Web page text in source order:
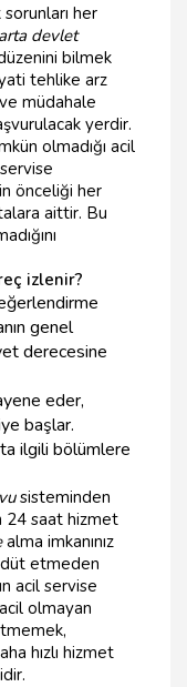
her
devlet
bilmek
tehlike arz
müdahale
yerdir.
olmadığı acil
önceliği her
aittir. Bu
izlenir?
genel
derecesine
eder,
başlar.
ilgili bölümlere
sisteminden
24 saat hizmet
alma imkanınız
etmeden
acil servise
olmayan
hızlı hizmet